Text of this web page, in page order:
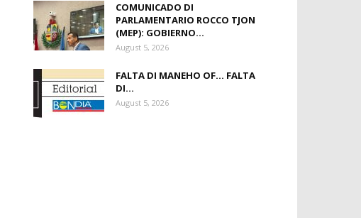
COMUNICADO DI
PARLAMENTARIO ROCCO TJON
(MEP): GOBIERNO...
August 5, 2026
FALTA DI MANEHO OF… FALTA
DI...
August 5, 2026